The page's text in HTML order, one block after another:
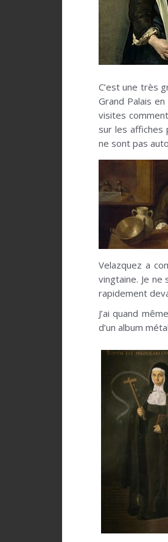
C’est une très
Grand Palais
visites
sur les affiches
ne sont pas
Velazquez a
vingtaine. Je
rapidement
J’ai quand
d’un album